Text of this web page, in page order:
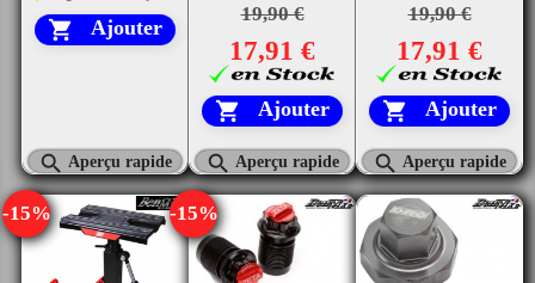
 Ajouter
 Aperçu rapide
19,90 €
17,91 €
 Ajouter
 Aperçu rapide
19,90 €
17,91 €
 Ajouter
 Aperçu rapide
-15% -15%